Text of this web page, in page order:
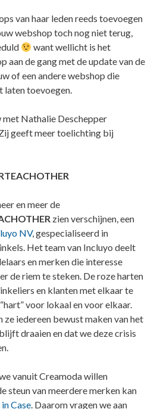
van haar leden reeds toevoegen
webshop toch nog niet terug,
want wellicht is het
de gang met de update van de
of een andere webshop die
laten toevoegen.
Nathalie Deschepper
geeft meer toelichting bij
en meer de
zien verschijnen, een
NV, gespecialiseerd in
Het team van Incluyo deelt
en merken die interesse
de riem te steken. De roze harten
en klanten met elkaar te
voor lokaal en voor elkaar.
iedereen bewust maken van het
draaien en dat we deze crisis
vanuit Creamoda willen
steun van meerdere merken kan
Case. Daarom vragen we aan